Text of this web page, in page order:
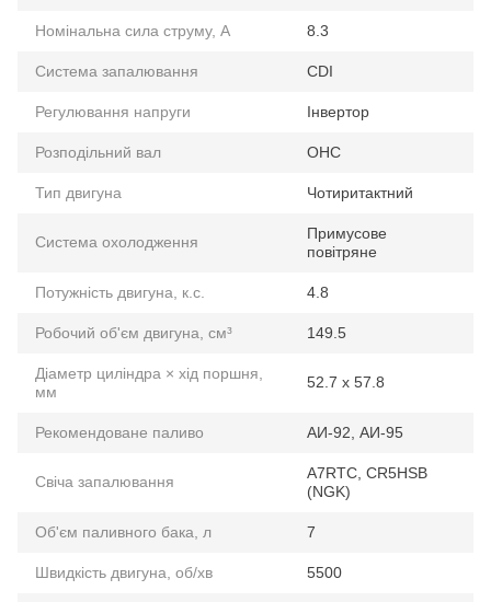
Номінальна сила струму, А 8.3
Система запалювання CDI
Регулювання напруги Інвертор
Розподільний вал OHC
Тип двигуна Чотиритактний
Система охолодження
Примусове
повітряне
Потужність двигуна, к.с. 4.8
Робочий об'єм двигуна, см³ 149.5
Діаметр циліндра × хід поршня,
мм
52.7 x 57.8
Рекомендоване паливо АИ-92, АИ-95
Свіча запалювання
A7RTC, CR5HSB
(NGK)
Об'єм паливного бака, л 7
Швидкість двигуна, об/хв 5500